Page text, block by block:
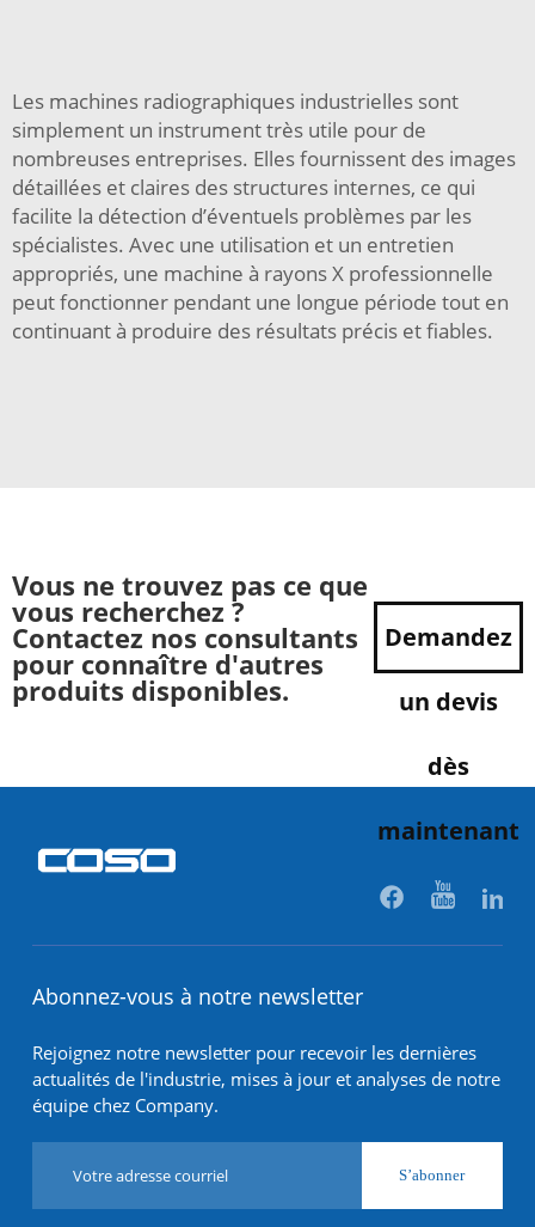
Les machines radiographiques industrielles sont
simplement un instrument très utile pour de
nombreuses entreprises. Elles fournissent des images
détaillées et claires des structures internes, ce qui
facilite la détection d’éventuels problèmes par les
spécialistes. Avec une utilisation et un entretien
appropriés, une machine à rayons X professionnelle
peut fonctionner pendant une longue période tout en
continuant à produire des résultats précis et fiables.
Vous ne trouvez pas ce que
vous recherchez ?
Contactez nos consultants
pour connaître d'autres
produits disponibles.
Demandez
un devis
dès
maintenant
Abonnez-vous à notre newsletter
Rejoignez notre newsletter pour recevoir les dernières
actualités de l'industrie, mises à jour et analyses de notre
équipe chez Company.
S’abonner